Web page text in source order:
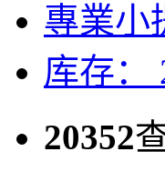
專業小
库存：
20352